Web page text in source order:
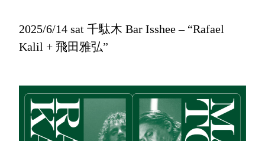
2025/6/14 sat 千駄木 Bar Isshee – “Rafael
Kalil + 飛田雅弘”